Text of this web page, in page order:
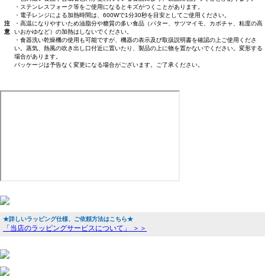
注
意
・ステンレスフォーク等をご使用になるとキズがつくことがあります。
・電子レンジによる加熱時間は、600Wで1分30秒を目安としてご使用ください。
・高温になりやすいため油脂分や糖質の多い食品（バター、サツマイモ、カボチャ、粘度の高
いおかゆなど）の加熱はしないでください。
・食器洗い乾燥機の使用も可能ですが、機器の表示及び取扱説明書を確認の上ご使用くださ
い。蒸気、熱風の吹き出し口付近に置いたり、製品の上に物を置かないでください。変形する
場合があります。
パッケージは予告なく変更になる場合がございます。ご了承ください。
★詳しいラッピング仕様、ご依頼方法はこちら★
「当店のラッピングサービスについて」 ＞＞